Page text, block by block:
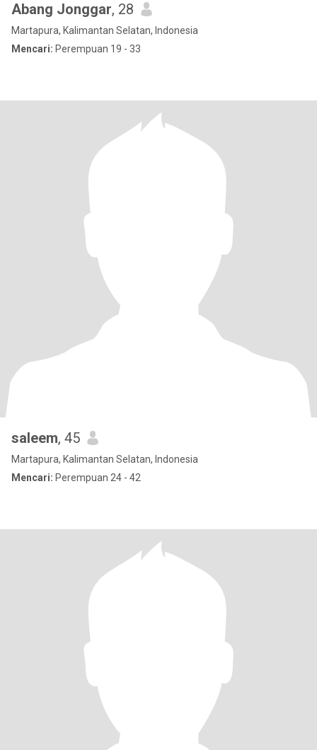
Abang Jonggar, 28
Martapura, Kalimantan Selatan, Indonesia
Mencari: Perempuan 19 - 33
saleem, 45
Martapura, Kalimantan Selatan, Indonesia
Mencari: Perempuan 24 - 42